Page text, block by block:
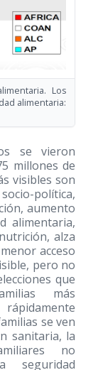
Los
alimentaria:
se vieron
millones de
visibles son
política,
aumento
alimentaria,
alza
acceso
pero no
que
más
se ven
sanitaria, la
no
seguridad